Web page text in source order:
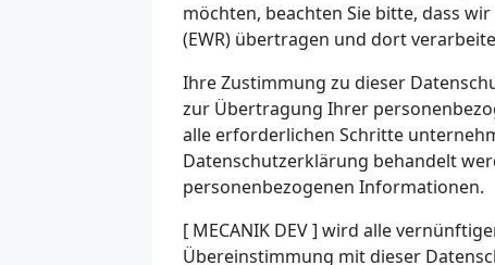
möchten, beachten Sie bitte, dass
(EWR) übertragen und dort
Ihre Zustimmung zu dieser
zur Übertragung Ihrer
alle erforderlichen Schritte
Datenschutzerklärung behandelt
personenbezogenen Informationen.
[ MECANIK DEV ] wird alle
Übereinstimmung mit dieser